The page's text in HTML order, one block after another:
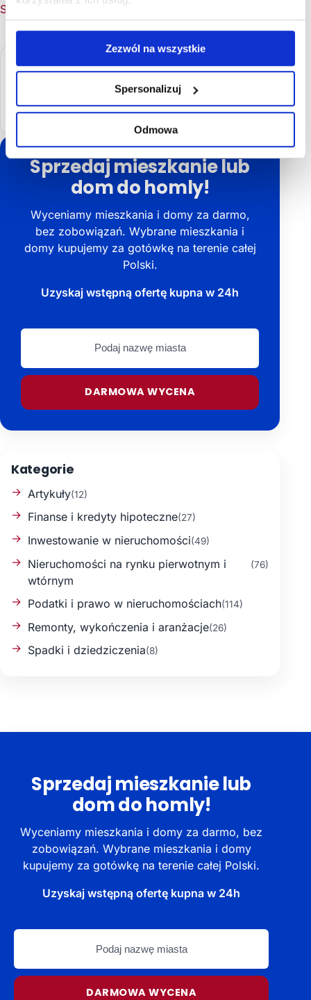
Zezwól na wszystkie
Spersonalizuj
Odmowa
Skontaktuj się z nami i zamów darmową wycenę
Redakcja
Sprzedaj mieszkanie lub
dom do homly!
Wyceniamy mieszkania i domy za darmo,
bez zobowiązań. Wybrane mieszkania i
domy kupujemy za gotówkę na terenie całej
Polski.
Uzyskaj wstępną ofertę kupna w 24h
Podaj
miasta
DARMOWA WYCENA
Kategorie
Artykuły(12)
Finanse i kredyty hipoteczne(27)
Inwestowanie w nieruchomości(49)
Nieruchomości na rynku pierwotnym i
wtórnym
(76)
Podatki i prawo w nieruchomościach(114)
Remonty, wykończenia i aranżacje(26)
Spadki i dziedziczenia(8)
Sprzedaj mieszkanie lub
dom do homly!
Wyceniamy mieszkania i domy za darmo, bez
zobowiązań. Wybrane mieszkania i domy
kupujemy za gotówkę na terenie całej Polski.
Uzyskaj wstępną ofertę kupna w 24h
Podaj
miasta
DARMOWA WYCENA